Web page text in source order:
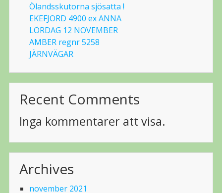
Ölandsskutorna sjösatta !
EKEFJORD 4900 ex ANNA
LÖRDAG 12 NOVEMBER
AMBER regnr 5258
JÄRNVÄGAR
Recent Comments
Inga kommentarer att visa.
Archives
november 2021